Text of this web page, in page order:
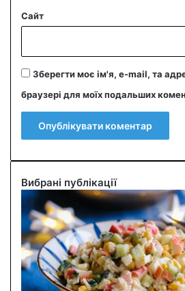
Сайт
Зберегти моє ім'я, e-mail, та
браузері для моїх подальших
Вибрані публікації
С
м
ч
н
и
й